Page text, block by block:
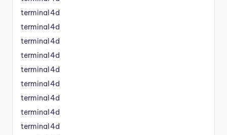
terminal4d
terminal4d
terminal4d
terminal4d
terminal4d
terminal4d
terminal4d
terminal4d
terminal4d